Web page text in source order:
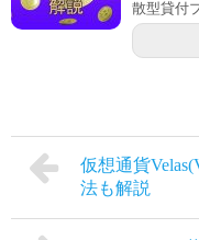
散型貸付
仮想通貨
法も解説